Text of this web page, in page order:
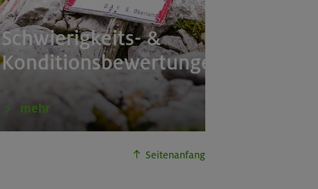
Schwierigkeits- &
Konditionsbewertungen
mehr
Seitenanfang